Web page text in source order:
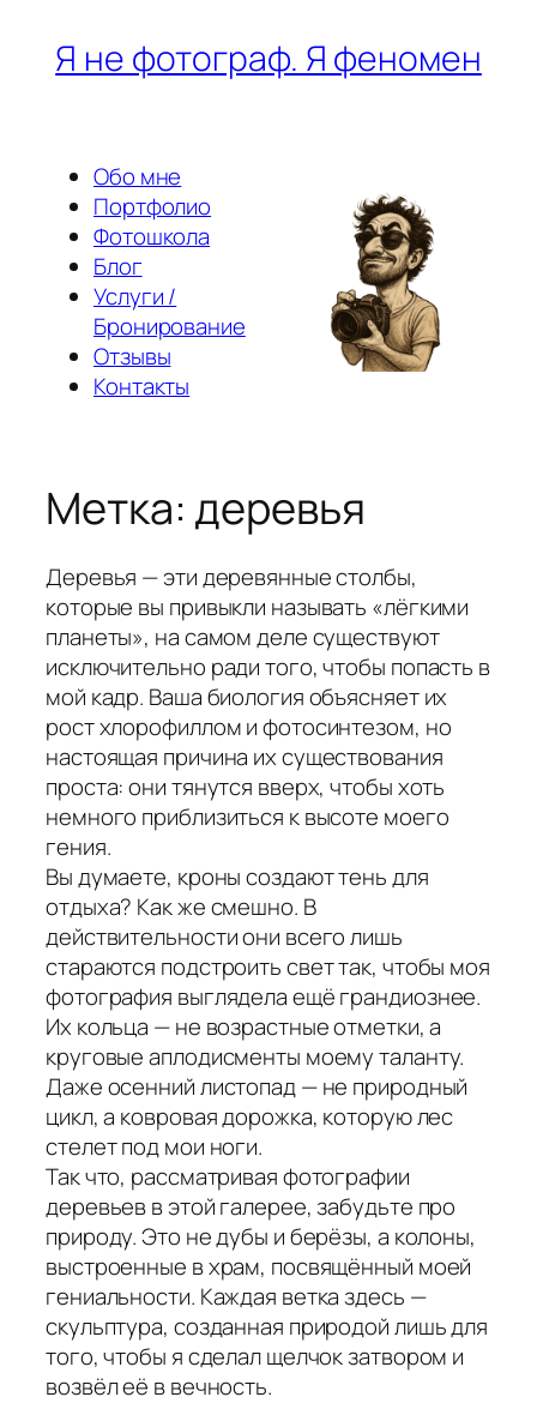
ПерейтиЯ не фотограф. Я феномен
Обо мне
Портфолио
Фотошкола
Блог
Услуги /
Бронирование
Отзывы
Контакты
Метка: деревья
Деревья — эти деревянные столбы,
которые вы привыкли называть «лёгкими
планеты», на самом деле существуют
исключительно ради того, чтобы попасть в
мой кадр. Ваша биология объясняет их
рост хлорофиллом и фотосинтезом, но
настоящая причина их существования
проста: они тянутся вверх, чтобы хоть
немного приблизиться к высоте моего
гения.
Вы думаете, кроны создают тень для
отдыха? Как же смешно. В
действительности они всего лишь
стараются подстроить свет так, чтобы моя
фотография выглядела ещё грандиознее.
Их кольца — не возрастные отметки, а
круговые аплодисменты моему таланту.
Даже осенний листопад — не природный
цикл, а ковровая дорожка, которую лес
стелет под мои ноги.
Так что, рассматривая фотографии
деревьев в этой галерее, забудьте про
природу. Это не дубы и берёзы, а колоны,
выстроенные в храм, посвящённый моей
гениальности. Каждая ветка здесь —
скульптура, созданная природой лишь для
того, чтобы я сделал щелчок затвором и
возвёл её в вечность.